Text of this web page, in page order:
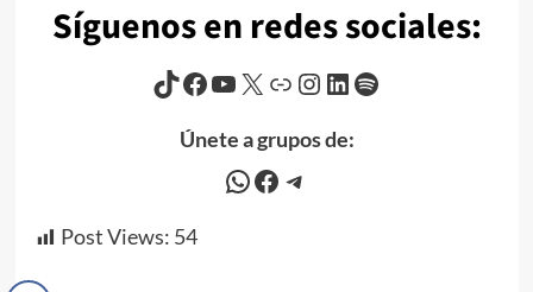
Síguenos en redes sociales:
TikTok
Facebook
YouTube
X Enlace
Instagram
LinkedIn
Spotify
Únete a grupos de:
WhatsApp
Facebook
Telegram
Post Views: 54